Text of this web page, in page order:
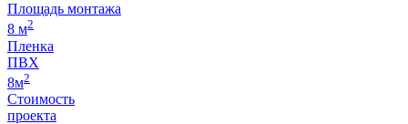
Площадь монтажа
8 м2
Пленка
ПВХ
8м2
Стоимость
проекта